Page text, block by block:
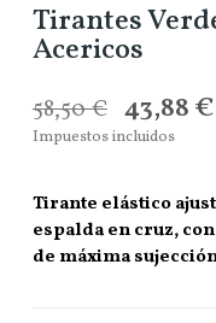
Tirantes
Acericos
58,50 € 43,88 €
Impuestos incluidos
Tirante elástico
espalda en cruz,
de máxima